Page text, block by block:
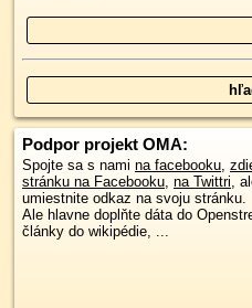
Podpor projekt OMA:
Spojte sa s nami na facebooku,
stránku na Facebooku, na Twittri,
umiestnite odkaz na svoju stránku.
Ale hlavne doplňte dáta do
články do wikipédie, ...